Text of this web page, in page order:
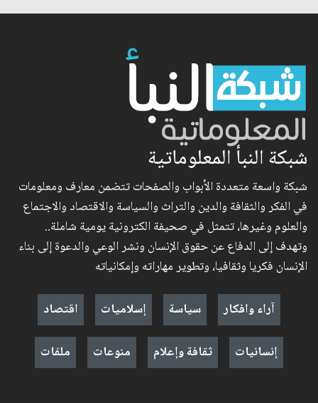
شبكة النبأ المعلوماتية
شبكة واسعة متعددة الأبواب والصفحات تتضمن معارف ومعلومات
في الفكر والثقافة والدين والتراث والسياسة والاقتصاد والاجتماع
والعلوم وغيرها، تتمثل في صحيفة الكترونية يومية شاملة..
وتهدف إلى الدفاع عن حقوق الإنسان ونشر الوعي والدعوة إلى بناء
الإنسان فكريا وثقافيا، وتطوير مهاراته وإمكانياته
آراء وافكار
سياسة إسلاميات
اقتصاد
إنسانيات
ثقافة وإعلام منوعات ملفات